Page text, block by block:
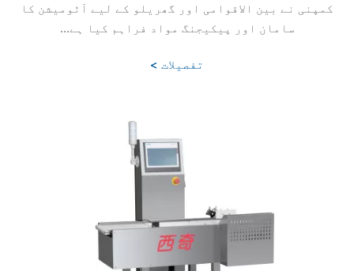
کمپنی نے بین الاقوامی اور گھریلو کے لیے آٹومیشن کا
سامان اور پیکیجنگ مواد فراہم کیا ہے...
تفصیلات >